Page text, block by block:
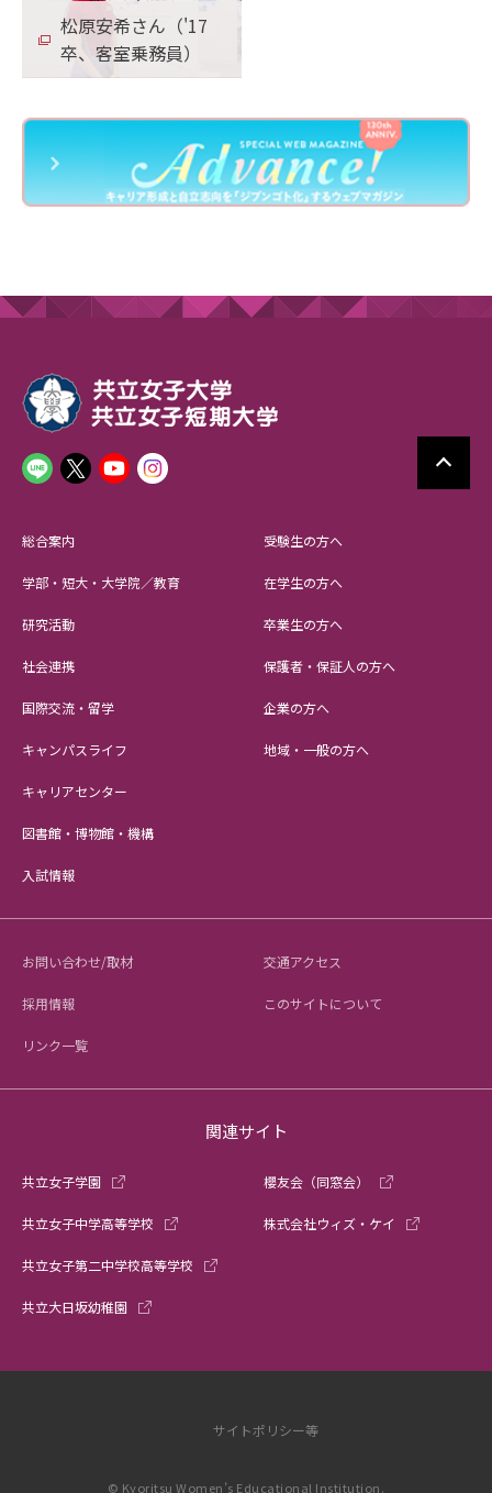
松原安希さん（'17
卒、客室乗務員）
総合案内
学部・短大・大学院／教育
研究活動
社会連携
国際交流・留学
キャンパスライフ
キャリアセンター
図書館・博物館・機構
入試情報
受験生の方へ
在学生の方へ
卒業生の方へ
保護者・保証人の方へ
企業の方へ
地域・一般の方へ
お問い合わせ/取材 交通アクセス
採用情報 このサイトについて
リンク一覧
関連サイト
共立女子学園
共立女子中学高等学校
共立女子第二中学校高等学校
共立大日坂幼稚園
櫻友会（同窓会）
株式会社ウィズ・ケイ
© Kyoritsu Women’s Educational Institution.
サイトポリシー等